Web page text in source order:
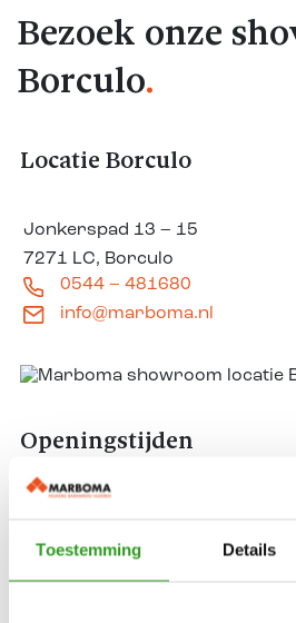
Toestemming Details
Bezoek onze
Borculo.
Locatie Borculo
Jonkerspad 13 – 15
7271 LC, Borculo
0544 – 481680
info@marboma.nl
Openingstijden
Zaterdag:
9.00 tot 16.00